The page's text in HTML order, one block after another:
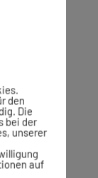
den
Die
bei der
unserer
auf